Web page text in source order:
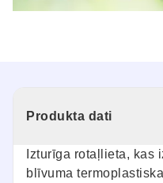
Produkta dati
Izturīga rotaļlieta, kas
blīvuma